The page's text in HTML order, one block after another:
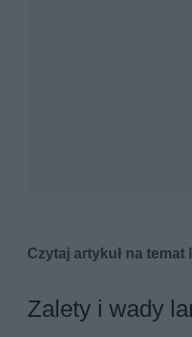
Czytaj artykuł na temat
Landseer to
przyjazny pies. Jaka
Zalety i wady